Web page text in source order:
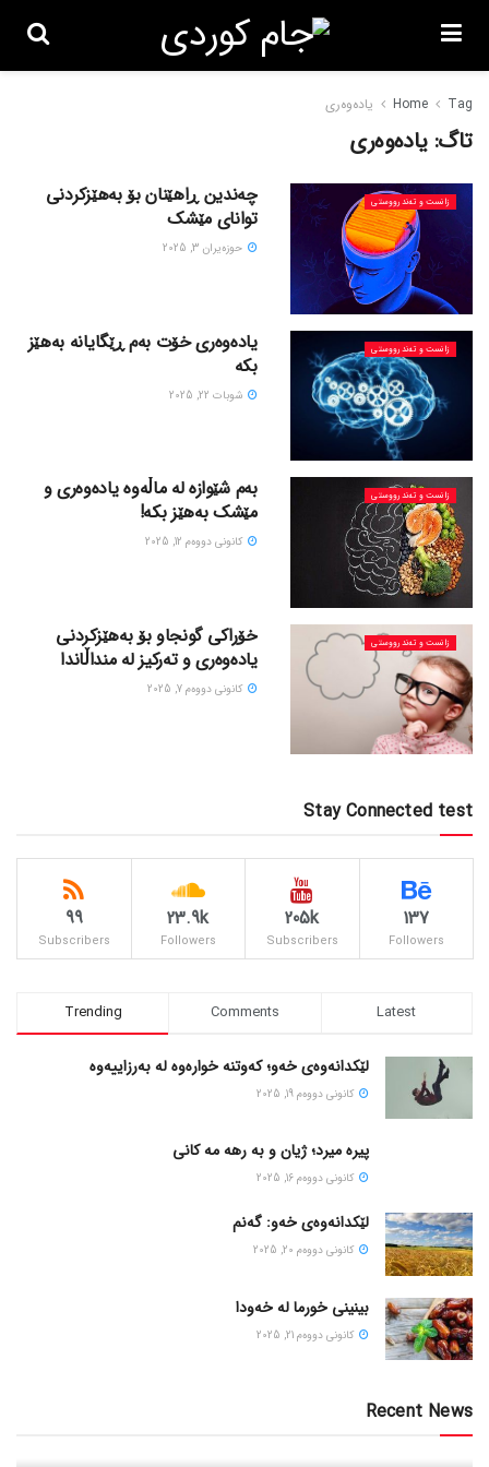
Home Tag یادەوەری
تاگ: یادەوەری
زانست و تەندرووستی
چەندین ڕاهێنان بۆ بەهێزکردنی
توانای مێشک
حوزه‌یران 3, 2025
زانست و تەندرووستی
یادەوەری خۆت بەم ڕێگایانە بەهێز
بکە
شوبات 22, 2025
زانست و تەندرووستی
بەم شێوازە لە ماڵەوە یادەوەری و
مێشک بەهێز بکە!
كانونی دووه‌م 12, 2025
زانست و تەندرووستی
خۆراکی گونجاو بۆ بەهێزکردنی
یادەوەری و تەرکیز لە منداڵاندا
كانونی دووه‌م 7, 2025
Stay Connected test
137
Followers
205k
Subscribers
23.9k
Followers
99
Subscribers
Trending Comments Latest
لێکدانەوەی خەو؛ کەوتنە خوارەوە لە بەرزاییەوە
كانونی دووه‌م 19, 2025
پیره میرد؛ ژیان و به رهه مه کانی
كانونی دووه‌م 16, 2025
لێکدانەوەی خەو: گەنم
كانونی دووه‌م 20, 2025
بینینی خورما لە خەودا
كانونی دووه‌م 21, 2025
Recent News